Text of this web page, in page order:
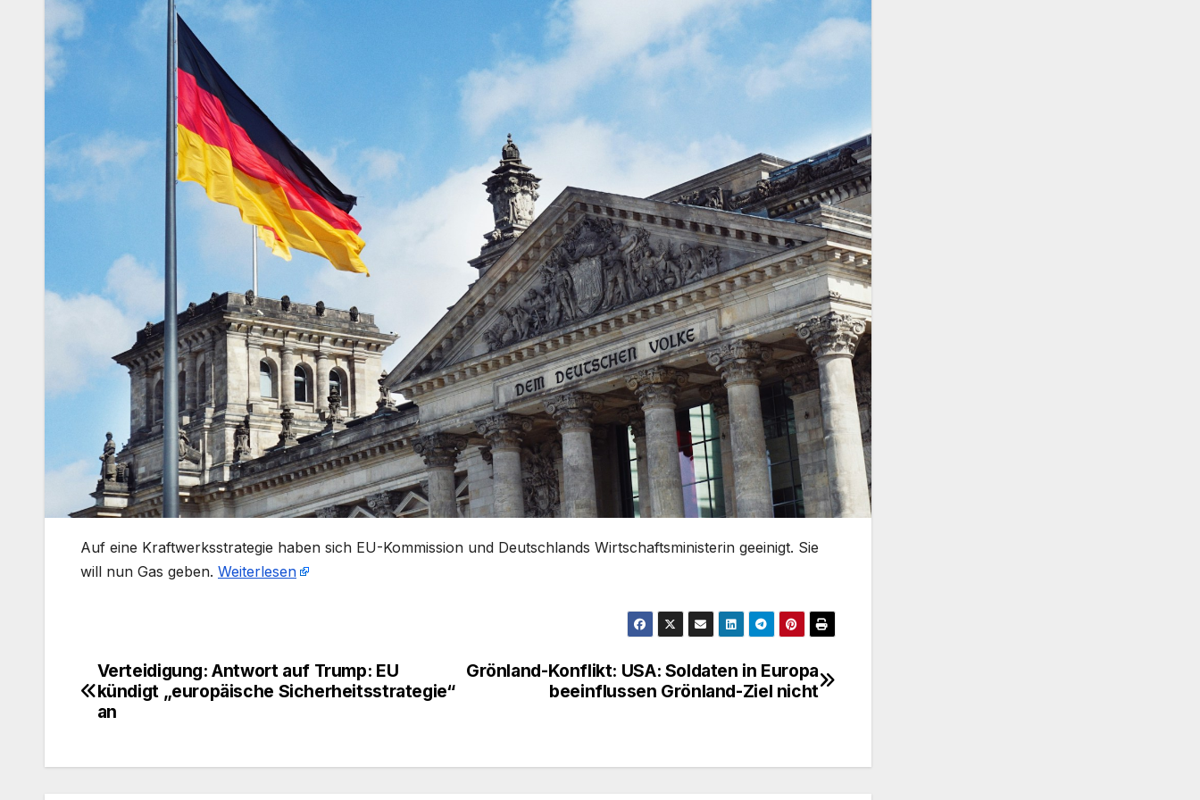
​Auf eine Kraftwerksstrategie haben sich EU-Kommission und Deutschlands Wirtschaftsministerin geeinigt. Sie
will nun Gas geben. Weiterlesen
Beitragsnavigation
Grönland-Konflikt: USA: Soldaten in Europa
beeinflussen Grönland-Ziel nicht
Verteidigung: Antwort auf Trump: EU
kündigt „europäische Sicherheitsstrategie“
an